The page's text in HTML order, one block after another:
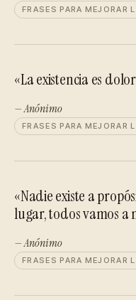
FRASES PARA MEJORAR
«La existencia es
— Anónimo
FRASES PARA MEJORAR
«Nadie existe a
lugar, todos vamos a
— Anónimo
FRASES PARA MEJORAR